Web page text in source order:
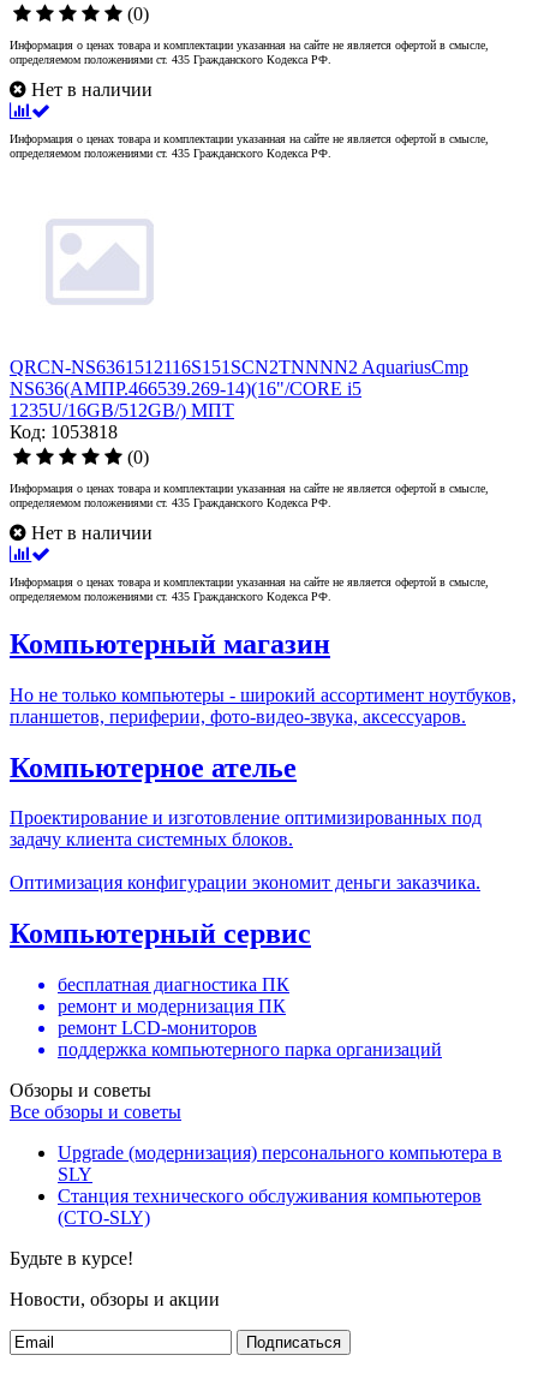
(0)
Информация о ценах товара и комплектации указанная на сайте не является офертой в смысле,
определяемом положениями ст. 435 Гражданского Кодекса РФ.
Нет в наличии
Информация о ценах товара и комплектации указанная на сайте не является офертой в смысле,
определяемом положениями ст. 435 Гражданского Кодекса РФ.
QRCN-NS6361512116S151SCN2TNNNN2 AquariusCmp
NS636(АМПР.466539.269-14)(16"/CORE i5
1235U/16GB/512GB/) МПТ
Код: 1053818
(0)
Информация о ценах товара и комплектации указанная на сайте не является офертой в смысле,
определяемом положениями ст. 435 Гражданского Кодекса РФ.
Нет в наличии
Информация о ценах товара и комплектации указанная на сайте не является офертой в смысле,
определяемом положениями ст. 435 Гражданского Кодекса РФ.
Компьютерный магазин
Но не только компьютеры - широкий ассортимент ноутбуков,
планшетов, периферии, фото-видео-звука, аксессуаров.
Компьютерное ателье
Проектирование и изготовление оптимизированных под
задачу клиента системных блоков.
Оптимизация конфигурации экономит деньги заказчика.
Компьютерный сервис
бесплатная диагностика ПК
ремонт и модернизация ПК
ремонт LCD-мониторов
поддержка компьютерного парка организаций
Обзоры и советы
Все обзоры и советы
Upgrade (модернизация) персонального компьютера в
SLY
Станция технического обслуживания компьютеров
(СТО-SLY)
Будьте в курсе!
Новости, обзоры и акции
Подписаться